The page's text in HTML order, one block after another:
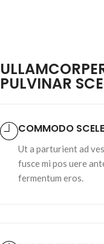
PULVINAR
COMMODO
Ut a parturient ad
fusce mi pos uere
fermentum eros.